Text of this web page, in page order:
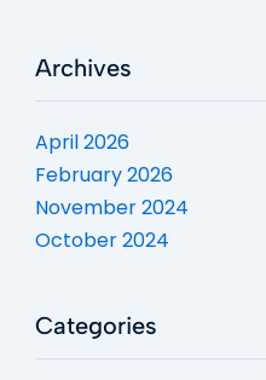
Archives
April 2026
February 2026
November 2024
October 2024
Categories